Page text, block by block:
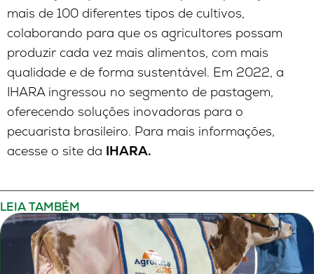
mais de 100 diferentes tipos de cultivos,
colaborando para que os agricultores possam
produzir cada vez mais alimentos, com mais
qualidade e de forma sustentável. Em 2022, a
IHARA ingressou no segmento de pastagem,
oferecendo soluções inovadoras para o
pecuarista brasileiro. Para mais informações,
acesse o site da IHARA.
LEIA TAMBÉM